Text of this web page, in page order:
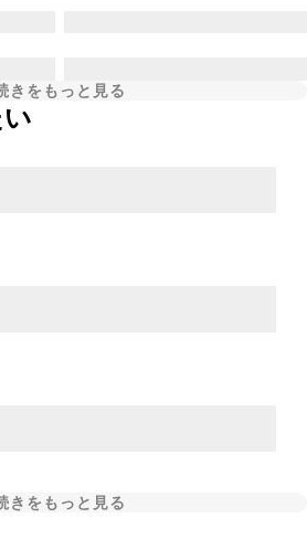
きをもっと見る
きをもっと見る